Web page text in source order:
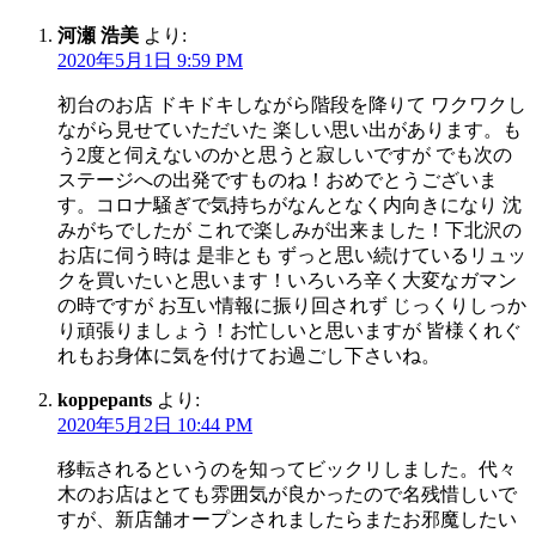
河瀬 浩美 より:
2020年5月1日 9:59 PM
初台のお店 ドキドキしながら階段を降りて ワクワクし
ながら見せていただいた 楽しい思い出があります。も
う2度と伺えないのかと思うと寂しいですが でも次の
ステージへの出発ですものね！おめでとうございま
す。コロナ騒ぎで気持ちがなんとなく内向きになり 沈
みがちでしたが これで楽しみが出来ました！下北沢の
お店に伺う時は 是非とも ずっと思い続けているリュッ
クを買いたいと思います！いろいろ辛く大変なガマン
の時ですが お互い情報に振り回されず じっくりしっか
り頑張りましょう！お忙しいと思いますが 皆様くれぐ
れもお身体に気を付けてお過ごし下さいね。
koppepants より:
2020年5月2日 10:44 PM
移転されるというのを知ってビックリしました。代々
木のお店はとても雰囲気が良かったので名残惜しいで
すが、新店舗オープンされましたらまたお邪魔したい